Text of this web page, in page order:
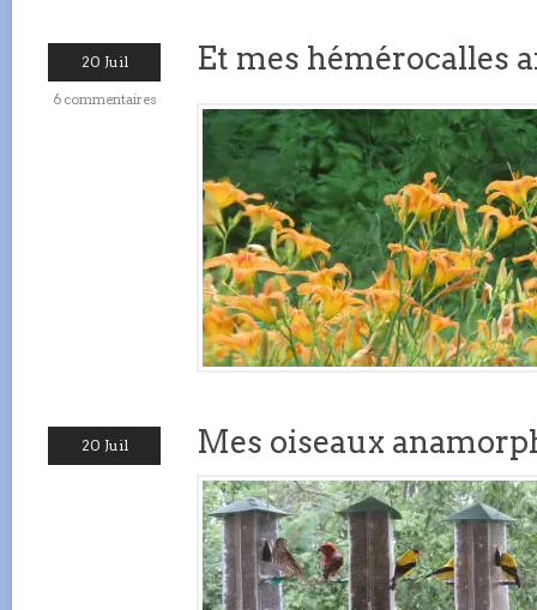
20 Juil
6 commentaires
Et mes hémérocalles
20 Juil Mes oiseaux